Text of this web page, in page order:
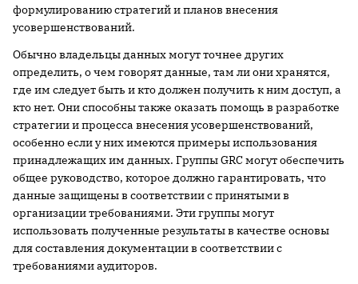
формулированию стратегий и планов внесения
усовершенствований.
Обычно владельцы данных могут точнее других
определить, о чем говорят данные, там ли они хранятся,
где им следует быть и кто должен получить к ним доступ, а
кто нет. Они способны также оказать помощь в разработке
стратегии и процесса внесения усовершенствований,
особенно если у них имеются примеры использования
принадлежащих им данных. Группы GRC могут обеспечить
общее руководство, которое должно гарантировать, что
данные защищены в соответствии с принятыми в
организации требованиями. Эти группы могут
использовать полученные результаты в качестве основы
для составления документации в соответствии с
требованиями аудиторов.